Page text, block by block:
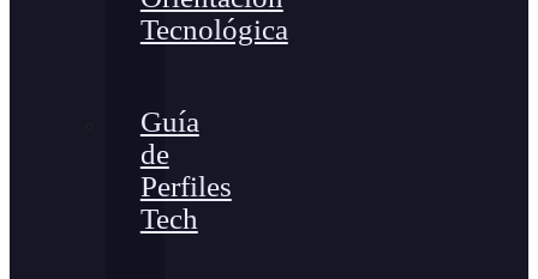
Tecnológica
Guía
de
Perfiles
Tech